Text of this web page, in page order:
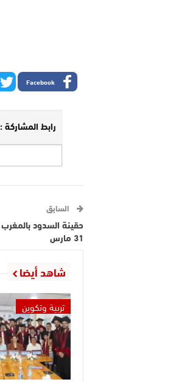
Facebook
رابط المشاركة :
السابق
31 مارس
شاهد أيضا
تربية وتكوين